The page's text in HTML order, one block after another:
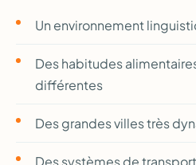
Un environnement
Des habitudes
différentes
Des grandes villes très
Des systèmes de